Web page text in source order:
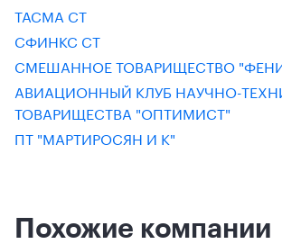
ТАСМА СТ
СФИНКС СТ
СМЕШАННОЕ ТОВАРИЩЕСТВО
АВИАЦИОННЫЙ КЛУБ НАУЧНО-
ТОВАРИЩЕСТВА "ОПТИМИСТ"
ПТ "МАРТИРОСЯН И К"
Похожие компании